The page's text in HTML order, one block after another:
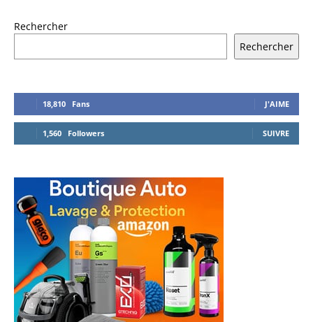
Rechercher
Rechercher
18,810 Fans J'AIME
1,560 Followers SUIVRE